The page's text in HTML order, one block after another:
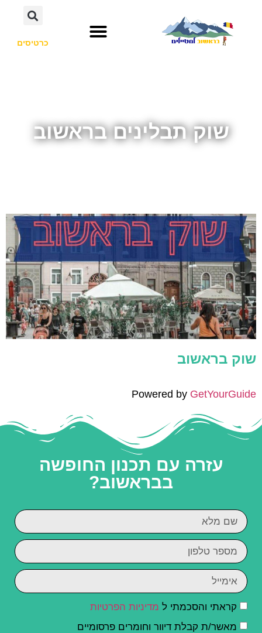
כרטיסים
שוק תבלינים בראשוב
שוק בראשוב
Powered by GetYourGuide
עזרה עם תכנון החופשה
בבראשוב?
קראתי והסכמתי ל מדיניות הפרטיות
מאשר/ת קבלת דיוור וחומרים פרסומיים